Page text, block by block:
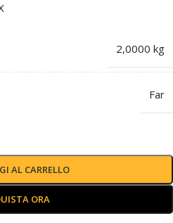
2,0000 kg
Far
AL CARRELLO
ORA